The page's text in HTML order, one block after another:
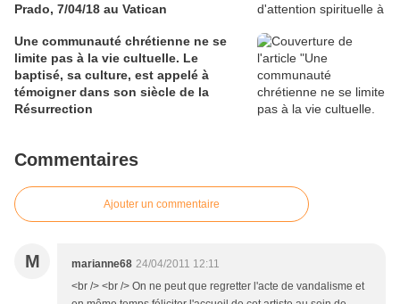
Prado, 7/04/18 au Vatican
Une communauté chrétienne ne se
limite pas à la vie cultuelle. Le
baptisé, sa culture, est appelé à
témoigner dans son siècle de la
Résurrection
Commentaires
Ajouter un commentaire
M marianne68 24/04/2011 12:11
<br /> <br /> On ne peut que regretter l'acte de vandalisme et